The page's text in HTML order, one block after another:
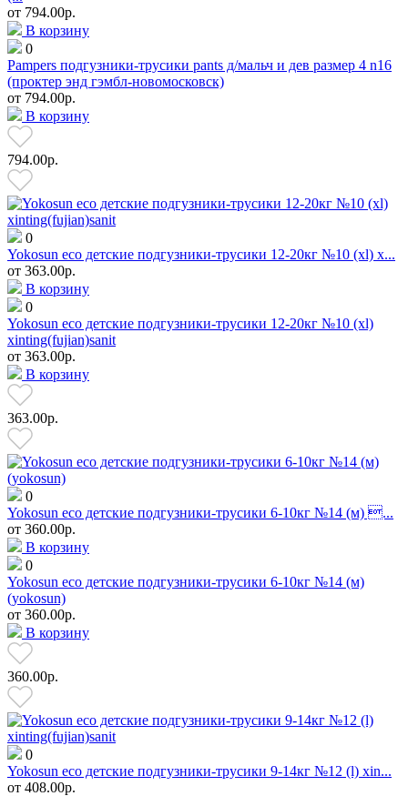
от 794.00р.
В корзину
0
Pampers подгузники-трусики pants д/мальч и дев размер 4 n16
(проктер энд гэмбл-новомосковск)
от 794.00р.
В корзину
794.00р.
0
Yokosun eco детские подгузники-трусики 12-20кг №10 (xl) x...
от 363.00р.
В корзину
0
Yokosun eco детские подгузники-трусики 12-20кг №10 (xl)
xinting(fujian)sanit
от 363.00р.
В корзину
363.00р.
0
Yokosun eco детские подгузники-трусики 6-10кг №14 (м) ...
от 360.00р.
В корзину
0
Yokosun eco детские подгузники-трусики 6-10кг №14 (м)
(yokosun)
от 360.00р.
В корзину
360.00р.
0
Yokosun eco детские подгузники-трусики 9-14кг №12 (l) xin...
от 408.00р.